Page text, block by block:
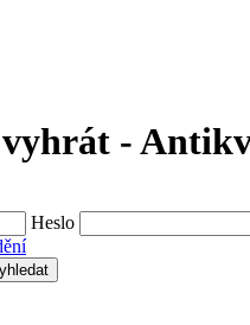
-
Heslo